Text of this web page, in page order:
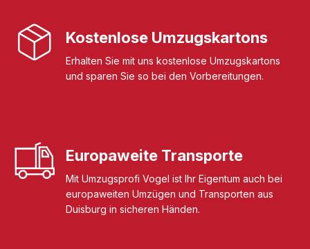
Kostenlose Umzugskartons
Erhalten Sie mit uns kostenlose Umzugskartons
und sparen Sie so bei den Vorbereitungen.
Europaweite Transporte
Mit Umzugsprofi Vogel ist Ihr Eigentum auch bei
europaweiten Umzügen und Transporten aus
Duisburg in sicheren Händen.